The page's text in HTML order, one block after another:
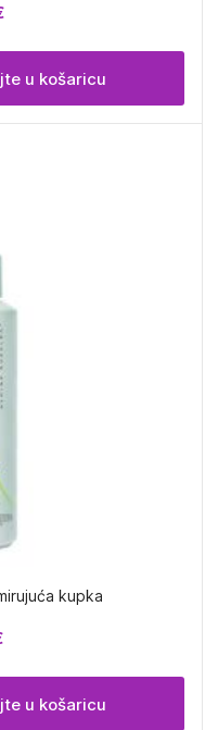
u košaricu
kupka
u košaricu